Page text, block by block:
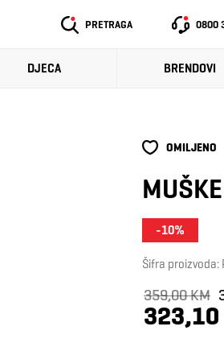
PRETRAGA 0800
DJECA BRENDOVI
OMILJENO
-10%
Šifra proizvoda:
359,00 KM
323,10